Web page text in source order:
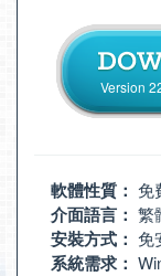
Version
軟體性質： 免
介面語言： 繁
安裝方式： 免
系統需求：